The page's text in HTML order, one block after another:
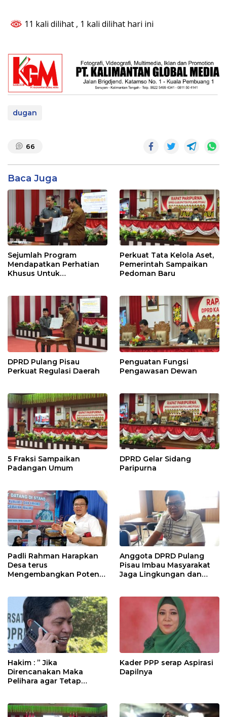
11 kali dilihat , 1 kali dilihat hari ini
dugan
66
Baca Juga
Sejumlah Program
Mendapatkan Perhatian
Khusus Untuk
Perkuat Tata Kelola Aset,
Pemerintah Sampaikan
Pedoman Baru
DPRD Pulang Pisau
Perkuat Regulasi Daerah
Penguatan Fungsi
Pengawasan Dewan
5 Fraksi Sampaikan
Padangan Umum
DPRD Gelar Sidang
Paripurna
Padli Rahman Harapkan
Desa terus
Mengembangkan Potensi
Anggota DPRD Pulang
Pisau Imbau Masyarakat
Jaga Lingkungan dan
Hakim : ” Jika
Direncanakan Maka
Pelihara agar Tetap
Kader PPP serap Aspirasi
Dapilnya